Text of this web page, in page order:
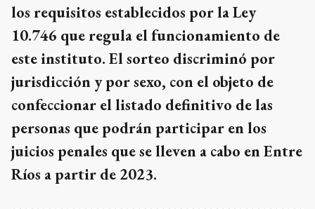
los requisitos establecidos por la Ley
10.746 que regula el funcionamiento de
este instituto. El sorteo discriminó por
jurisdicción y por sexo, con el objeto de
confeccionar el listado definitivo de las
personas que podrán participar en los
juicios penales que se lleven a cabo en Entre
Ríos a partir de 2023.